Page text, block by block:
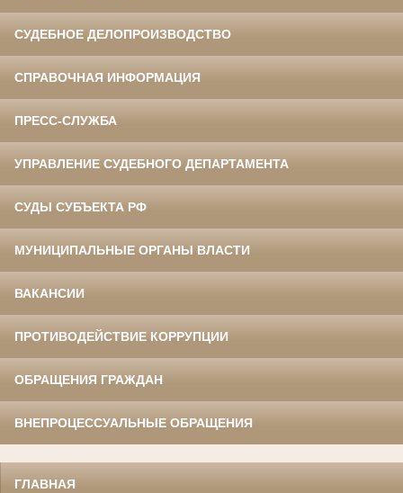
СУДЕБНОЕ ДЕЛОПРОИЗВОДСТВО
СПРАВОЧНАЯ ИНФОРМАЦИЯ
ПРЕСС-СЛУЖБА
УПРАВЛЕНИЕ СУДЕБНОГО ДЕПАРТАМЕНТА
СУДЫ СУБЪЕКТА РФ
МУНИЦИПАЛЬНЫЕ ОРГАНЫ ВЛАСТИ
ВАКАНСИИ
ПРОТИВОДЕЙСТВИЕ КОРРУПЦИИ
ОБРАЩЕНИЯ ГРАЖДАН
ВНЕПРОЦЕССУАЛЬНЫЕ ОБРАЩЕНИЯ
ГЛАВНАЯ